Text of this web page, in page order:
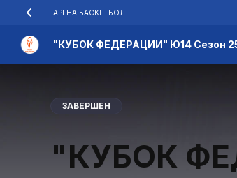
АРЕНА БАСКЕТБОЛ
"КУБОК ФЕДЕРАЦИИ" Ю14 Сезон
ЗАВЕРШЕН
"КУБОК